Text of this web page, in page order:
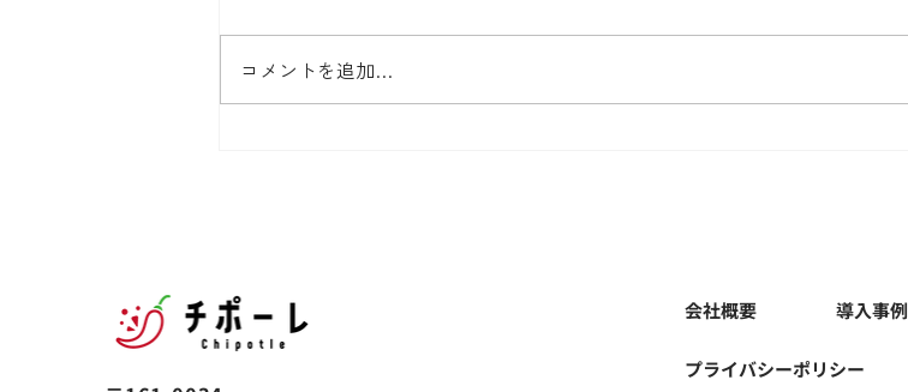
コメントを追加…
会社概要 導入事例
プライバシーポリシー